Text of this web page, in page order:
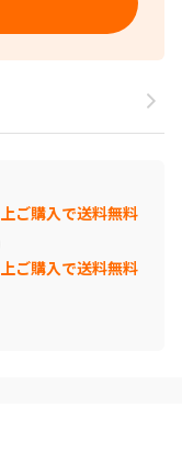
ご購入で送料無料
ご購入で送料無料